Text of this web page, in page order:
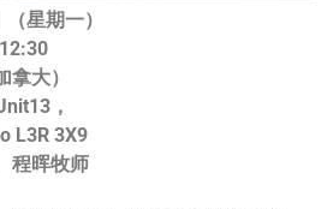
星期一）
大）
，
3X9
程晖牧师